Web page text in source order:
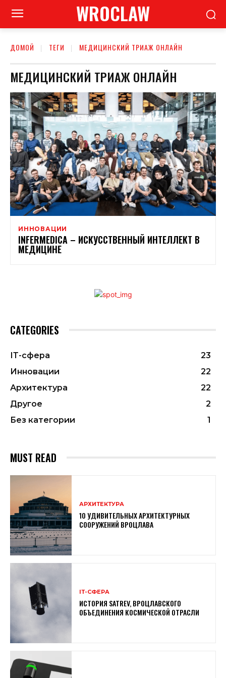
WROCLAW
ДОМОЙ ТЕГИ МЕДИЦИНСКИЙ ТРИАЖ ОНЛАЙН
МЕДИЦИНСКИЙ ТРИАЖ ОНЛАЙН
ИННОВАЦИИ
INFERMEDICA – ИСКУССТВЕННЫЙ ИНТЕЛЛЕКТ В
МЕДИЦИНЕ
CATEGORIES
ІТ-сфера
23
Инновации
22
Архитектура
22
Другое
2
Без категории
1
MUST READ
АРХИТЕКТУРА
10 УДИВИТЕЛЬНЫХ АРХИТЕКТУРНЫХ
СООРУЖЕНИЙ ВРОЦЛАВА
ІТ-СФЕРА
ИСТОРИЯ SATREV, ВРОЦЛАВСКОГО
ОБЪЕДИНЕНИЯ КОСМИЧЕСКОЙ ОТРАСЛИ